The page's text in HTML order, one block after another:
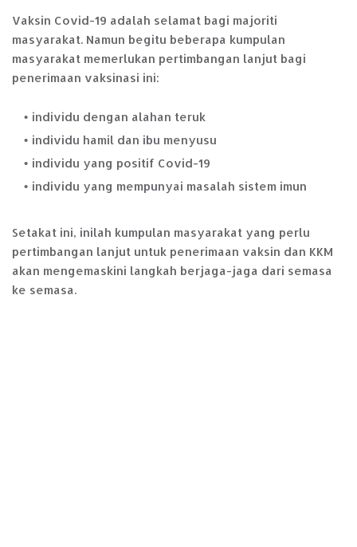
Vaksin Covid-19 adalah selamat bagi majoriti
masyarakat. Namun begitu beberapa kumpulan
masyarakat memerlukan pertimbangan lanjut bagi
penerimaan vaksinasi ini:
individu dengan alahan teruk
individu hamil dan ibu menyusu
individu yang positif Covid-19
individu yang mempunyai masalah sistem imun
Setakat ini, inilah kumpulan masyarakat yang perlu
pertimbangan lanjut untuk penerimaan vaksin dan KKM
akan mengemaskini langkah berjaga-jaga dari semasa
ke semasa.